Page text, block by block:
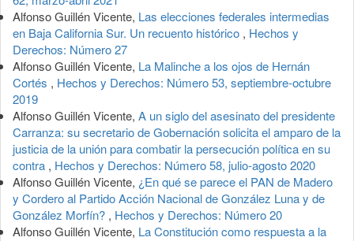
Alfonso Guillén Vicente, Las elecciones federales intermedias
en Baja California Sur. Un recuento histórico , Hechos y
Derechos: Número 27
Alfonso Guillén Vicente, La Malinche a los ojos de Hernán
Cortés , Hechos y Derechos: Número 53, septiembre-octubre
2019
Alfonso Guillén Vicente, A un siglo del asesinato del presidente
Carranza: su secretario de Gobernación solicita el amparo de la
justicia de la unión para combatir la persecución política en su
contra , Hechos y Derechos: Número 58, julio-agosto 2020
Alfonso Guillén Vicente, ¿En qué se parece el PAN de Madero
y Cordero al Partido Acción Nacional de González Luna y de
González Morfín? , Hechos y Derechos: Número 20
Alfonso Guillén Vicente, La Constitución como respuesta a la